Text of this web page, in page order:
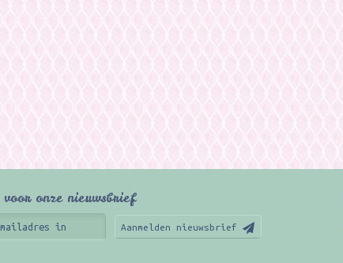
onze nieuwsbrief
Aanmelden nieuwsbrief